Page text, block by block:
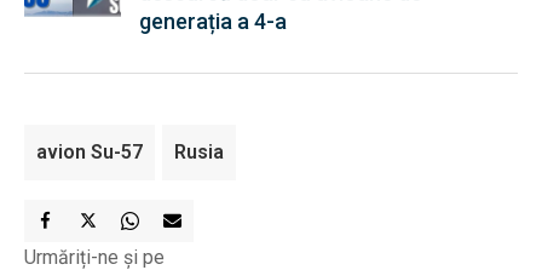
generația a 4-a
avion Su-57 Rusia
Urmăriți-ne și pe